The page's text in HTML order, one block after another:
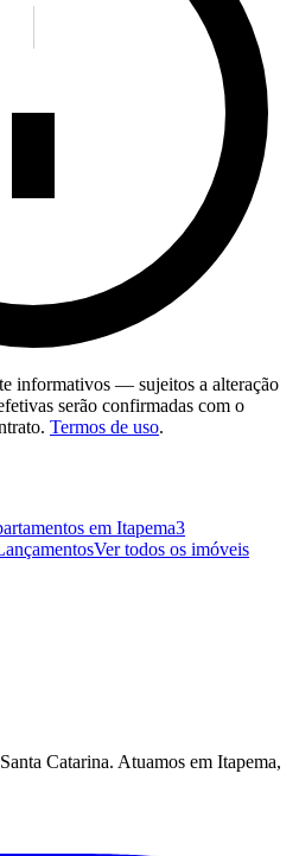
informativos — sujeitos a alteração
serão confirmadas com o
Termos de uso.
em Itapema3
Ver todos os imóveis
Catarina. Atuamos em Itapema,